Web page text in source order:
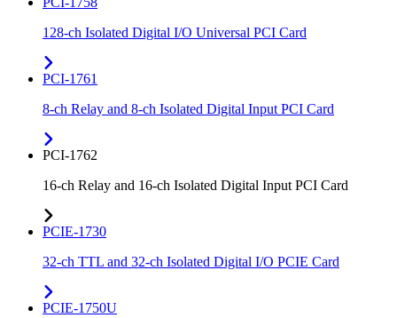
128-ch Isolated Digital I/O Universal PCI Card
PCI-1761
8-ch Relay and 8-ch Isolated Digital Input PCI Card
PCI-1762
16-ch Relay and 16-ch Isolated Digital Input PCI Card
PCIE-1730
32-ch TTL and 32-ch Isolated Digital I/O PCIE Card
PCIE-1750U